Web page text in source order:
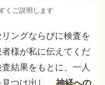
くご説明します
ングならびに検査を
様が私に伝えてくだ
結果をもとに、一人